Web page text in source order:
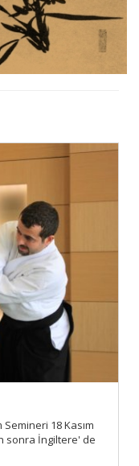
18 Kasım
sonra İngiltere' de